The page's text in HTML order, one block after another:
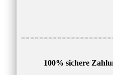
100% sichere